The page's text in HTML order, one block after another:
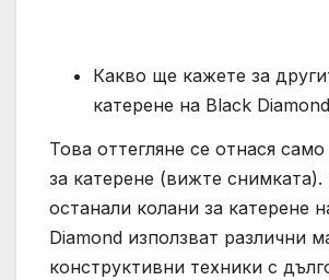
Какво ще кажете за
катерене на Black
Това оттегляне се отнася
за катерене (вижте
останали колани за катерене
Diamond използват различни
конструктивни техники с